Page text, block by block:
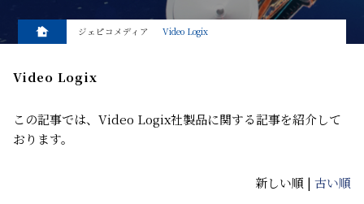
ジェピコメディア Video Logix
Video Logix
この記事では、Video Logix社製品に関する記事を紹介して
おります。
新しい順 | 古い順